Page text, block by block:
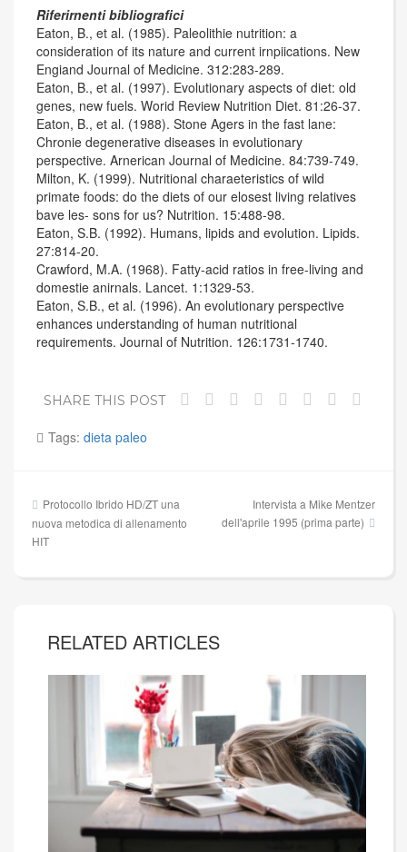
Riferirnenti bibliografici
Eaton, B., et al. (1985). Paleolithie nutrition: a
consideration of its nature and current irnpiications. New
Engiand Journal of Medicine. 312:283-289.
Eaton, B., et al. (1997). Evolutionary aspects of diet: old
genes, new fuels. Worid Review Nutrition Diet. 81:26-37.
Eaton, B., et al. (1988). Stone Agers in the fast lane:
Chronie degenerative diseases in evolutionary
perspective. Arnerican Journal of Medicine. 84:739-749.
Milton, K. (1999). Nutritional charaeteristics of wild
primate foods: do the diets of our elosest living relatives
bave les- sons for us? Nutrition. 15:488-98.
Eaton, S.B. (1992). Humans, lipids and evolution. Lipids.
27:814-20.
Crawford, M.A. (1968). Fatty-acid ratios in free-living and
domestie anirnals. Lancet. 1:1329-53.
Eaton, S.B., et al. (1996). An evolutionary perspective
enhances understanding of human nutritional
requirements. Journal of Nutrition. 126:1731-1740.
SHARE THIS POST
Tags: dieta paleo
Navigazione
articoli
Protocollo Ibrido HD/ZT una
nuova metodica di allenamento
HIT
Intervista a Mike Mentzer
dell'aprile 1995 (prima parte)
RELATED ARTICLES